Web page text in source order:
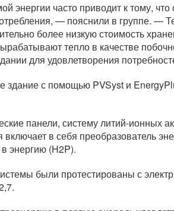
энергии часто приводит к тому,
— пояснили в группе. —
более низкую стоимость
тепло в качестве
для удовлетворения
здание с помощью PVSyst и
панели, систему литий-ионных
в себя преобразователь
энергию (H2P).
были протестированы с